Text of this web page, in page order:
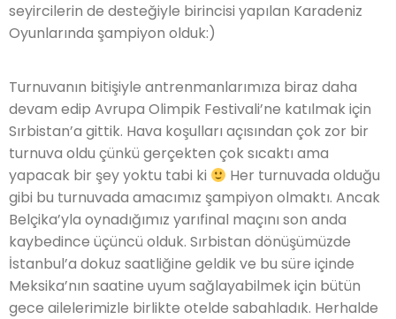
seyircilerin de desteğiyle birincisi yapılan Karadeniz
Oyunlarında şampiyon olduk:)
Turnuvanın bitişiyle antrenmanlarımıza biraz daha
devam edip Avrupa Olimpik Festivali’ne katılmak için
Sırbistan’a gittik. Hava koşulları açısından çok zor bir
turnuva oldu çünkü gerçekten çok sıcaktı ama
yapacak bir şey yoktu tabi ki
Her turnuvada olduğu
gibi bu turnuvada amacımız şampiyon olmaktı. Ancak
Belçika’yla oynadığımız yarıfinal maçını son anda
kaybedince üçüncü olduk. Sırbistan dönüşümüzde
İstanbul’a dokuz saatliğine geldik ve bu süre içinde
Meksika’nın saatine uyum sağlayabilmek için bütün
gece ailelerimizle birlikte otelde sabahladık. Herhalde